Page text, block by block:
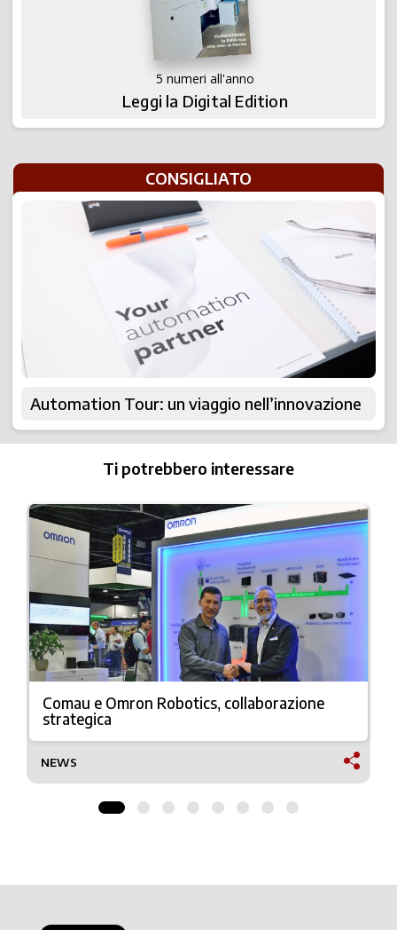
5 numeri all'anno
Leggi la Digital Edition
CONSIGLIATO
Automation Tour: un viaggio nell’innovazione
Ti potrebbero interessare
Comau e Omron Robotics, collaborazione
strategica
NEWS